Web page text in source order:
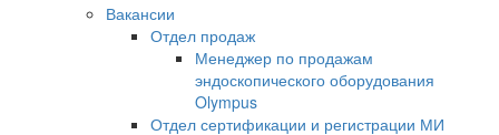
Вакансии
Отдел продаж
Менеджер по продажам
эндоскопического оборудования
Olympus
Отдел сертификации и регистрации МИ